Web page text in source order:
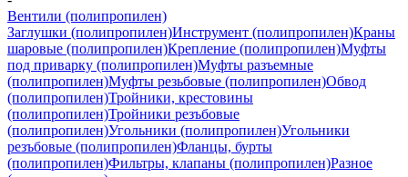
Вентили (полипропилен)
Заглушки (полипропилен)Инструмент (полипропилен)Краны
шаровые (полипропилен)Крепление (полипропилен)Муфты
под приварку (полипропилен)Муфты разъемные
(полипропилен)Муфты резьбовые (полипропилен)Обвод
(полипропилен)Тройники, крестовины
(полипропилен)Тройники резъбовые
(полипропилен)Угольники (полипропилен)Угольники
резъбовые (полипропилен)Фланцы, бурты
(полипропилен)Фильтры, клапаны (полипропилен)Разное